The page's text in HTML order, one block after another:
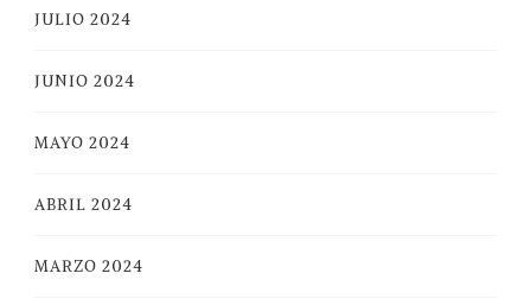
JULIO 2024
JUNIO 2024
MAYO 2024
ABRIL 2024
MARZO 2024